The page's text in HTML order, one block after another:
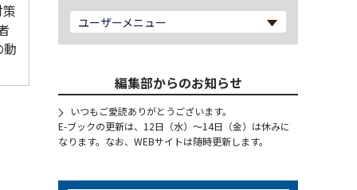
ユーザーメニュー
編集部からのお知らせ
いつもご愛読ありがとうございます。
E-ブックの更新は、12日（水）～14日（金）は休みに
なります。なお、WEBサイトは随時更新します。